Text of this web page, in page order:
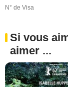
N° de Visa
Si vous
aimer ...